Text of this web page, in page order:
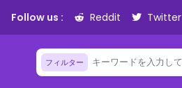
Follow us : Reddit Twitter
フィルター